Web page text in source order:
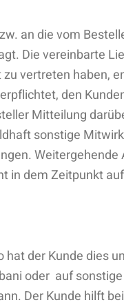
an die vom
Die vereinbarte
vertreten haben,
den
Mitteilung
sonstige
dem Zeitpunkt
der Kunde dies
oder auf
Der Kunde hilft